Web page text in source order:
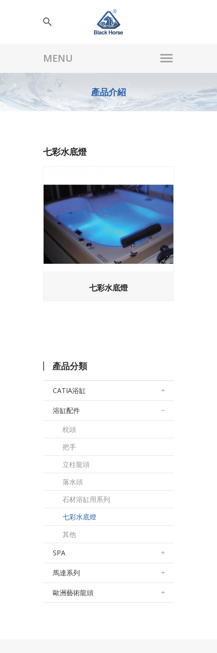
產品介紹
七彩水底燈
七彩水底燈
產品分類
CATIA浴缸
浴缸配件
枕頭
把手
立柱龍頭
落水頭
石材浴缸用系列
七彩水底燈
其他
SPA
馬達系列
歐洲藝術龍頭